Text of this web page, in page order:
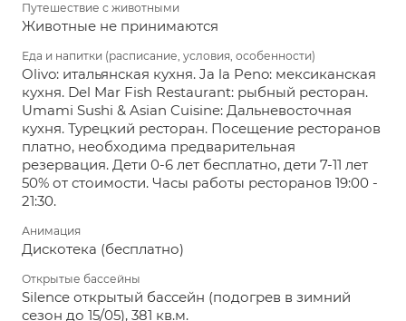
Путешествие с животными
Животные не принимаются
Еда и напитки (расписание, условия, особенности)
Olivo: итальянская кухня. Ja la Peno: мексиканская
кухня. Del Mar Fish Restaurant: рыбный ресторан.
Umami Sushi & Asian Cuisine: Дальневосточная
кухня. Турецкий ресторан. Посещение ресторанов
платно, необходима предварительная
резервация. Дети 0-6 лет бесплатно, дети 7-11 лет
50% от стоимости. Часы работы ресторанов 19:00 -
21:30.
Анимация
Дискотека (бесплатно)
Открытые бассейны
Silence открытый бассейн (подогрев в зимний
сезон до 15/05), 381 кв.м.